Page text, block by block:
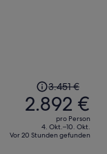
Der
Preis
betrug
3.451 €,
jetzt
3.451 €
2.892 €
pro Person
4. Okt.–10. Okt.
Vor 20 Stunden gefunden